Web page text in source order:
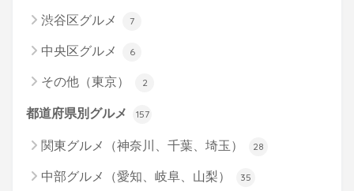
渋谷区グルメ 7
中央区グルメ 6
その他（東京） 2
都道府県別グルメ 157
関東グルメ（神奈川、千葉、埼玉） 28
中部グルメ（愛知、岐阜、山梨） 35